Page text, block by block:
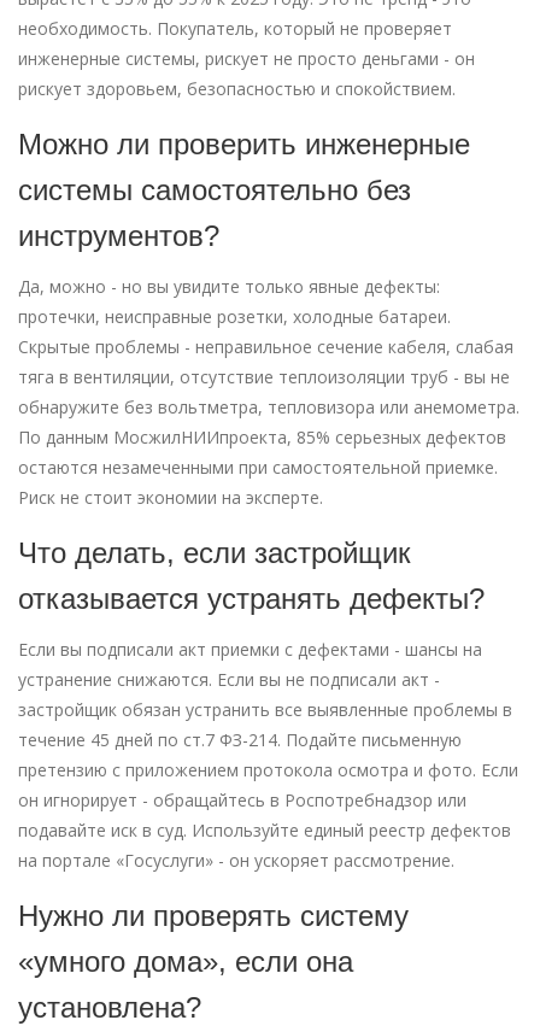
необходимость. Покупатель, который не проверяет
инженерные системы, рискует не просто деньгами - он
рискует здоровьем, безопасностью и спокойствием.
Можно ли проверить инженерные
системы самостоятельно без
инструментов?
Да, можно - но вы увидите только явные дефекты:
протечки, неисправные розетки, холодные батареи.
Скрытые проблемы - неправильное сечение кабеля, слабая
тяга в вентиляции, отсутствие теплоизоляции труб - вы не
обнаружите без вольтметра, тепловизора или анемометра.
По данным МосжилНИИпроекта, 85% серьезных дефектов
остаются незамеченными при самостоятельной приемке.
Риск не стоит экономии на эксперте.
Что делать, если застройщик
отказывается устранять дефекты?
Если вы подписали акт приемки с дефектами - шансы на
устранение снижаются. Если вы не подписали акт -
застройщик обязан устранить все выявленные проблемы в
течение 45 дней по ст.7 ФЗ-214. Подайте письменную
претензию с приложением протокола осмотра и фото. Если
он игнорирует - обращайтесь в Роспотребнадзор или
подавайте иск в суд. Используйте единый реестр дефектов
на портале «Госуслуги» - он ускоряет рассмотрение.
Нужно ли проверять систему
«умного дома», если она
установлена?